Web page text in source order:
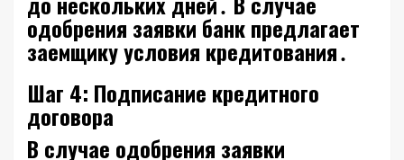
одобрения заявки банк предлагает
заемщику условия кредитования․
Шаг 4: Подписание кредитного
договора
В случае одобрения заявки